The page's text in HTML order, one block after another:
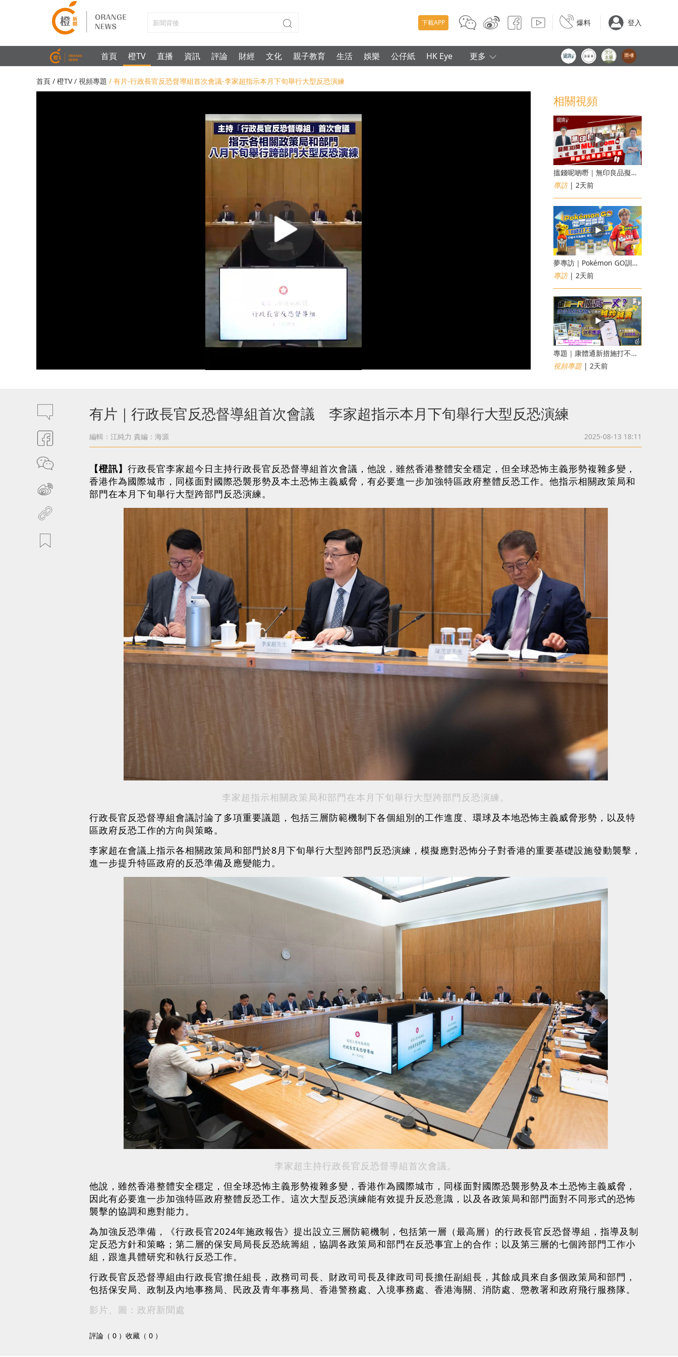
下載APP 爆料 登入
首頁 橙TV 直播 資訊 評論 財經 文化 親子教育 生活 娛樂 公仔紙 HK Eye 更多
首頁 / 橙TV/ 視頻專題 / 有片-行政長官反恐督導組首次會議-李家超指示本月下旬舉行大型反恐演練
相關視頻
搵錢呢啲嘢｜無印良品擬開30間「MUJI com」 或進駐街舖醫院 同區多店無憂互搶生意
專訪| 2天前
夢專訪｜Pokémon GO訓練員「蝦皮」16歲打上世界第一！戰友成最強後盾
專訪| 2天前
專題｜康體通新措施打不倒黃牛？室內運動場一場難求越炒越貴
視頻專題| 2天前
有片｜行政長官反恐督導組首次會議 李家超指示本月下旬舉行大型反恐演練
編輯：江純力 責編：海源 2025-08-13 18:11
【橙訊】 行政長官李家超今日主持行政長官反恐督導組首次會議，他說，雖然香港整體安全穩定，但全球恐怖主義形勢複雜多變，
香港作為國際城市，同樣面對國際恐襲形勢及本土恐怖主義威脅，有必要進一步加強特區政府整體反恐工作。他指示相關政策局和
部門在本月下旬舉行大型跨部門反恐演練。
李家超指示相關政策局和部門在本月下旬舉行大型跨部門反恐演練。
行政長官反恐督導組會議討論了多項重要議題，包括三層防範機制下各個組別的工作進度、環球及本地恐怖主義威脅形勢，以及特
區政府反恐工作的方向與策略。
李家超在會議上指示各相關政策局和部門於8月下旬舉行大型跨部門反恐演練，模擬應對恐怖分子對香港的重要基礎設施發動襲擊，
進一步提升特區政府的反恐準備及應變能力。
李家超主持行政長官反恐督導組首次會議。
他說，雖然香港整體安全穩定，但全球恐怖主義形勢複雜多變，香港作為國際城市，同樣面對國際恐襲形勢及本土恐怖主義威脅，
因此有必要進一步加強特區政府整體反恐工作。這次大型反恐演練能有效提升反恐意識，以及各政策局和部門面對不同形式的恐怖
襲擊的協調和應對能力。
為加強反恐準備，《行政長官2024年施政報告》提出設立三層防範機制，包括第一層（最高層）的行政長官反恐督導組，指導及制
定反恐方針和策略；第二層的保安局局長反恐統籌組，協調各政策局和部門在反恐事宜上的合作；以及第三層的七個跨部門工作小
組，跟進具體研究和執行反恐工作。
行政長官反恐督導組由行政長官擔任組長，政務司司長、財政司司長及律政司司長擔任副組長，其餘成員來自多個政策局和部門，
包括保安局、政制及內地事務局、民政及青年事務局、香港警務處、入境事務處、香港海關、消防處、懲教署和政府飛行服務隊。
影片、圖：政府新聞處
評論（ 0 ） 收藏（ 0 ）